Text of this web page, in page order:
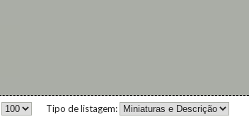
Tipo de listagem: